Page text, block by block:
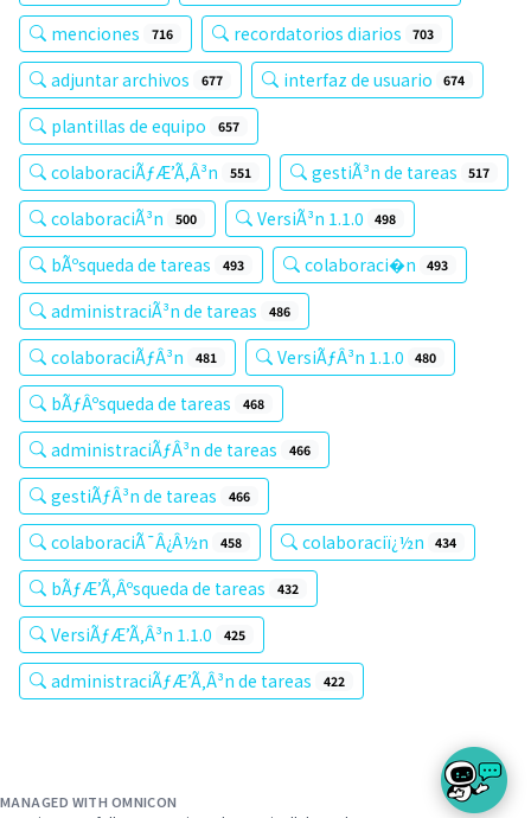
menciones 716 recordatorios diarios 703
adjuntar archivos 677 interfaz de usuario 674
plantillas de equipo 657
colaboraciÃƒÆ’Ã‚Â³n 551 gestiÃ³n de tareas 517
colaboraciÃ³n 500 VersiÃ³n 1.1.0 498
bÃºsqueda de tareas 493 colaboraci�n 493
administraciÃ³n de tareas 486
colaboraciÃƒÂ³n 481 VersiÃƒÂ³n 1.1.0 480
bÃƒÂºsqueda de tareas 468
administraciÃƒÂ³n de tareas 466
gestiÃƒÂ³n de tareas 466
colaboraciÃ¯Â¿Â½n 458 colaboraciï¿½n 434
bÃƒÆ’Ã‚Âºsqueda de tareas 432
VersiÃƒÆ’Ã‚Â³n 1.1.0 425
administraciÃƒÆ’Ã‚Â³n de tareas 422
MANAGED WITH OMNICON